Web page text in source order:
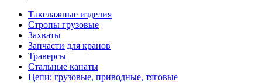
Такелажные изделия
Стропы грузовые
Захваты
Запчасти для кранов
Траверсы
Стальные канаты
Цепи: грузовые, приводные, тяговые